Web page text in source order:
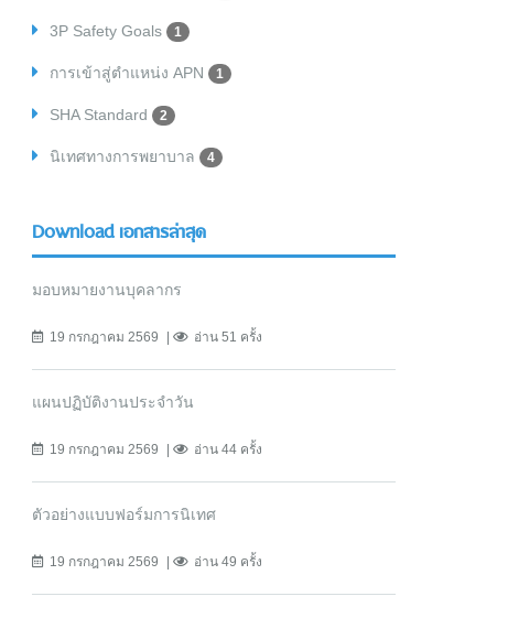
3P Safety Goals 1
การเข้าสู่ตำแหน่ง APN 1
SHA Standard 2
นิเทศทางการพยาบาล 4
Download เอกสารล่าสุด
มอบหมายงานบุคลากร
19 กรกฎาคม 2569 อ่าน 51 ครั้ง
แผนปฏิบัติงานประจำวัน
19 กรกฎาคม 2569 อ่าน 44 ครั้ง
ตัวอย่างแบบฟอร์มการนิเทศ
19 กรกฎาคม 2569 อ่าน 49 ครั้ง